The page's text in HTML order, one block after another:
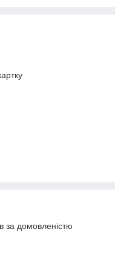
за домовленістю